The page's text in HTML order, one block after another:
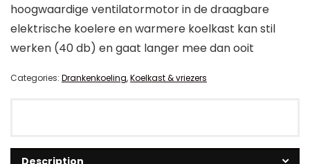
hoogwaardige ventilatormotor in de draagbare
elektrische koelere en warmere koelkast kan stil
werken (40 db) en gaat langer mee dan ooit
Categories: Drankenkoeling,Koelkast & vriezers
Description